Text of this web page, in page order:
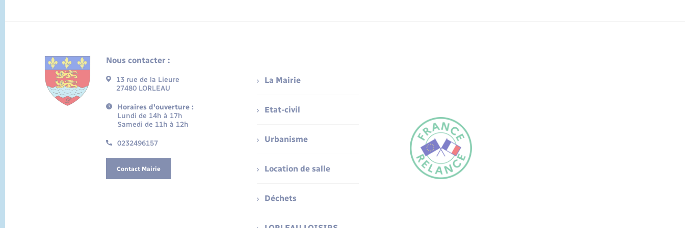
Nous contacter :
13 rue de la Lieure
27480 LORLEAU
Horaires d'ouverture :
Lundi de 14h à 17h
Samedi de 11h à 12h
0232496157
Contact Mairie
La Mairie
Etat-civil
Urbanisme
Location de salle
Déchets